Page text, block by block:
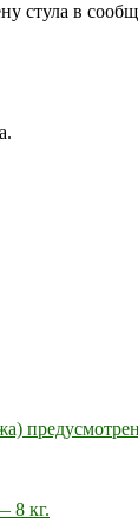
стула в
8 кг.